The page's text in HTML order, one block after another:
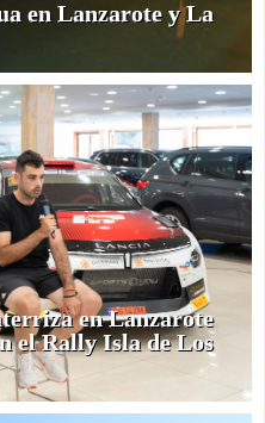
en Lanzarote y La
en Lanzarote
el Rally Isla de Los